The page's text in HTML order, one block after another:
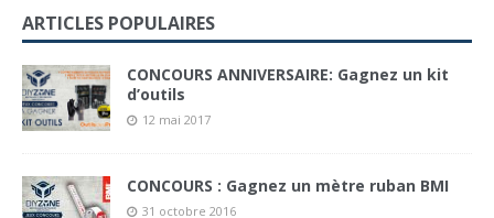
ARTICLES POPULAIRES
CONCOURS ANNIVERSAIRE: Gagnez un kit
d’outils
12 mai 2017
CONCOURS : Gagnez un mètre ruban BMI
31 octobre 2016